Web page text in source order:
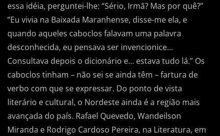
essa idéia, perguntei-lhe: “Sério, Irmã? Mas por quê?”
“Eu vivia na Baixada Maranhense, disse-me ela, e
quando aqueles caboclos falavam uma palavra
desconhecida, eu pensava ser invencionice…
Consultava depois o dicionário e… estava tudo lá.” Os
caboclos tinham – não sei se ainda têm – fartura de
verbo com que se expressar. Do ponto de vista
literário e cultural, o Nordeste ainda é a região mais
avançada do país. Rafael Quevedo, Wandeilson
Miranda e Rodrigo Cardoso Pereira, na Literatura, em